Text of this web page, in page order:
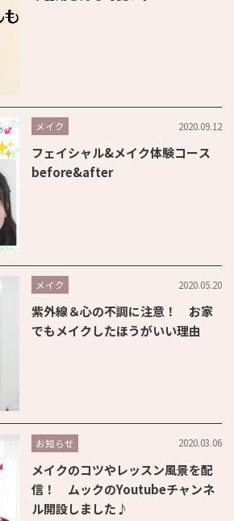
メイク 2020.09.12
フェイシャル&メイク体験コース
before&after
メイク 2020.05.20
紫外線＆心の不調に注意！ お家
でもメイクしたほうがいい理由
お知らせ 2020.03.06
メイクのコツやレッスン風景を配
信！ ムックのYoutubeチャンネ
ル開設しました♪